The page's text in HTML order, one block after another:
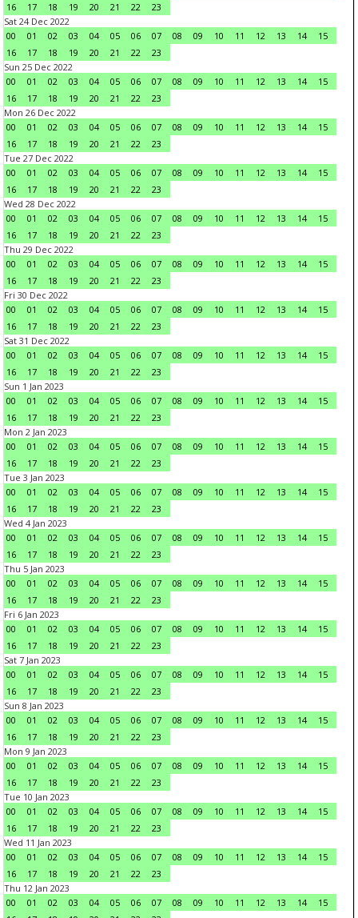
16
17 18 19 20 21 22
23
Sat 24 Dec 2022
00
01 02 03 04 05 06 07 08 09 10 11 12 13 14
15
16
17 18 19 20 21 22
23
Sun 25 Dec 2022
00
01 02 03 04 05 06 07 08 09 10 11 12 13 14
15
16
17 18 19 20 21 22
23
Mon 26 Dec 2022
00
01 02 03 04 05 06 07 08 09 10 11 12 13 14
15
16
17 18 19 20 21 22
23
Tue 27 Dec 2022
00
01 02 03 04 05 06 07 08 09 10 11 12 13 14
15
16
17 18 19 20 21 22
23
Wed 28 Dec 2022
00
01 02 03 04 05 06 07 08 09 10 11 12 13 14
15
16
17 18 19 20 21 22
23
Thu 29 Dec 2022
00
01 02 03 04 05 06 07 08 09 10 11 12 13 14
15
16
17 18 19 20 21 22
23
Fri 30 Dec 2022
00
01 02 03 04 05 06 07 08 09 10 11 12 13 14
15
16
17 18 19 20 21 22
23
Sat 31 Dec 2022
00
01 02 03 04 05 06 07 08 09 10 11 12 13 14
15
16
17 18 19 20 21 22
23
Sun 1 Jan 2023
00
01 02 03 04 05 06 07 08 09 10 11 12 13 14
15
16
17 18 19 20 21 22
23
Mon 2 Jan 2023
00
01 02 03 04 05 06 07 08 09 10 11 12 13 14
15
16
17 18 19 20 21 22
23
Tue 3 Jan 2023
00
01 02 03 04 05 06 07 08 09 10 11 12 13 14
15
16
17 18 19 20 21 22
23
Wed 4 Jan 2023
00
01 02 03 04 05 06 07 08 09 10 11 12 13 14
15
16
17 18 19 20 21 22
23
Thu 5 Jan 2023
00
01 02 03 04 05 06 07 08 09 10 11 12 13 14
15
16
17 18 19 20 21 22
23
Fri 6 Jan 2023
00
01 02 03 04 05 06 07 08 09 10 11 12 13 14
15
16
17 18 19 20 21 22
23
Sat 7 Jan 2023
00
01 02 03 04 05 06 07 08 09 10 11 12 13 14
15
16
17 18 19 20 21 22
23
Sun 8 Jan 2023
00
01 02 03 04 05 06 07 08 09 10 11 12 13 14
15
16
17 18 19 20 21 22
23
Mon 9 Jan 2023
00
01 02 03 04 05 06 07 08 09 10 11 12 13 14
15
16
17 18 19 20 21 22
23
Tue 10 Jan 2023
00
01 02 03 04 05 06 07 08 09 10 11 12 13 14
15
16
17 18 19 20 21 22
23
Wed 11 Jan 2023
00
01 02 03 04 05 06 07 08 09 10 11 12 13 14
15
16
17 18 19 20 21 22
23
Thu 12 Jan 2023
00
01 02 03 04 05 06 07 08 09 10 11 12 13 14
15